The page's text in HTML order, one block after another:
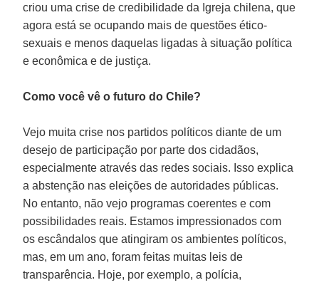
criou uma crise de credibilidade da Igreja chilena, que
agora está se ocupando mais de questões ético-
sexuais e menos daquelas ligadas à situação política
e econômica e de justiça.
Como você vê o futuro do Chile?
Vejo muita crise nos partidos políticos diante de um
desejo de participação por parte dos cidadãos,
especialmente através das redes sociais. Isso explica
a abstenção nas eleições de autoridades públicas.
No entanto, não vejo programas coerentes e com
possibilidades reais. Estamos impressionados com
os escândalos que atingiram os ambientes políticos,
mas, em um ano, foram feitas muitas leis de
transparência. Hoje, por exemplo, a polícia,